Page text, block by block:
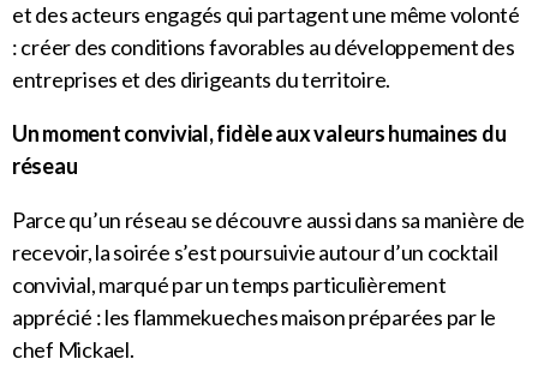
et des acteurs engagés qui partagent une même volonté
: créer des conditions favorables au développement des
entreprises et des dirigeants du territoire.
Un moment convivial, fidèle aux valeurs humaines du
réseau
Parce qu’un réseau se découvre aussi dans sa manière de
recevoir, la soirée s’est poursuivie autour d’un cocktail
convivial, marqué par un temps particulièrement
apprécié : les flammekueches maison préparées par le
chef Mickael.